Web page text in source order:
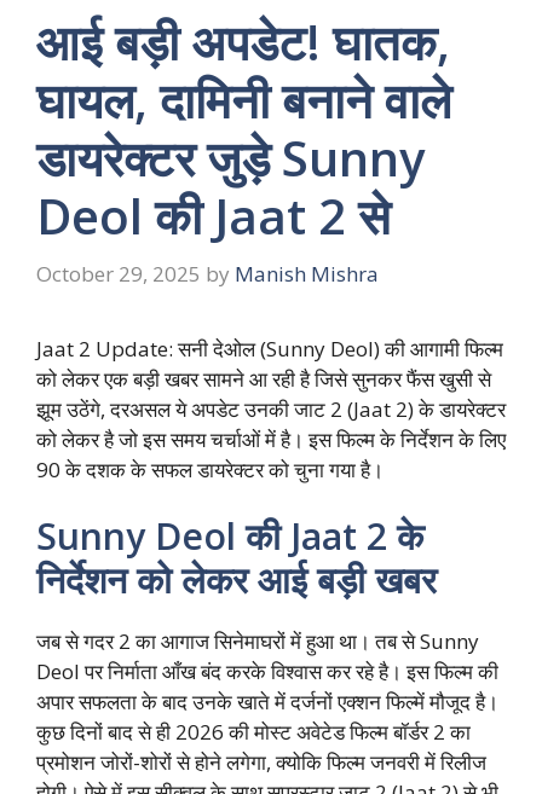
आई बड़ी अपडेट! घातक,
घायल, दामिनी बनाने वाले
डायरेक्टर जुड़े Sunny
Deol की Jaat 2 से
October 29, 2025 by Manish Mishra
Jaat 2 Update: सनी देओल (Sunny Deol) की आगामी फिल्म
को लेकर एक बड़ी खबर सामने आ रही है जिसे सुनकर फैंस खुसी से
झूम उठेंगे, दरअसल ये अपडेट उनकी जाट 2 (Jaat 2) के डायरेक्टर
को लेकर है जो इस समय चर्चाओं में है। इस फिल्म के निर्देशन के लिए
90 के दशक के सफल डायरेक्टर को चुना गया है।
Sunny Deol की Jaat 2 के
निर्देशन को लेकर आई बड़ी खबर
जब से गदर 2 का आगाज सिनेमाघरों में हुआ था। तब से Sunny
Deol पर निर्माता आँख बंद करके विश्वास कर रहे है। इस फिल्म की
अपार सफलता के बाद उनके खाते में दर्जनों एक्शन फिल्में मौजूद है।
कुछ दिनों बाद से ही 2026 की मोस्ट अवेटेड फिल्म बॉर्डर 2 का
प्रमोशन जोरों-शोरों से होने लगेगा, क्योकि फिल्म जनवरी में रिलीज